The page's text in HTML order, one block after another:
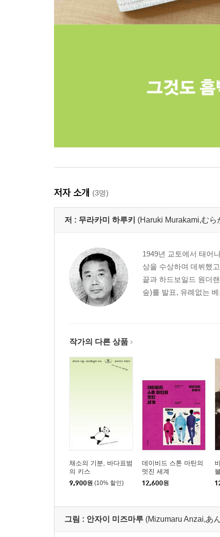
저자 소개 (3명)
저 : 무라카미 하루키 (Haruki Murakami,む
1949년 교토에서 태어
상을 수상하며 데뷔했
끝과 하드보일드 원더
숲)를 발표, 유례없는
작가의 다른 상품
채소의 기분, 바다표범
의 키스
9,900원 (10% 할인)
데이비드 스톤 마틴의
멋진 세계
12,600원
그림 : 안자이 미즈마루 (Mizumaru Anzai,あ